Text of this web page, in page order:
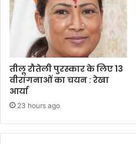
तीलू रौतेली पुरस्कार के लिए 13
वीरांगनाओं का चयन : रेखा
आर्या
23 hours ago